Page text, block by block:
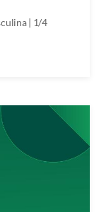
| 1/4